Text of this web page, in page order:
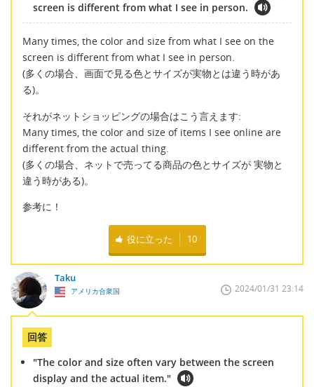
screen is different from what I see in person.
Many times, the color and size from what I see on the
screen is different from what I see in person.
(多くの場合、画面で見る色とサイズが実物とは違う時があ
る)。
それがネットショッピングの場合はこう言えます:
Many times, the color and size of items I see online are
different from the actual thing.
(多くの場合、ネットで売ってる商品の色とサイズが 実物と
違う時がある)。
参考に！
役に立った 10
Taku
アメリカ合衆国 2024/01/31 23:14
回答
"The color and size often vary between the screen
display and the actual item."